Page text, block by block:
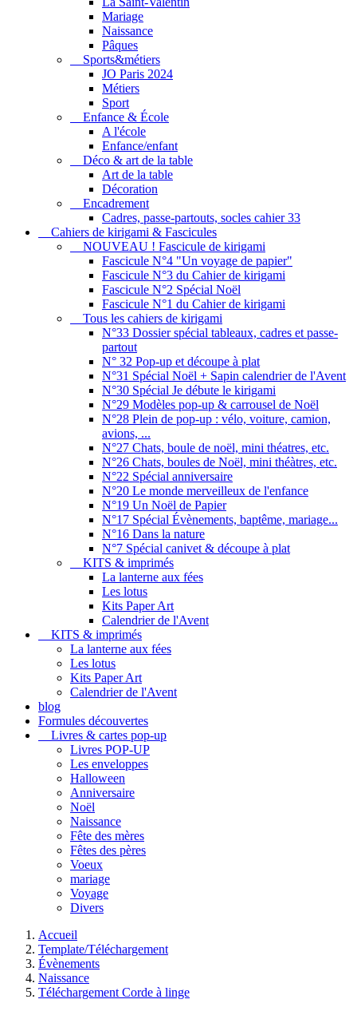
Mariage
Naissance
Pâques
Sports&métiers
JO Paris 2024
Métiers
Sport
Enfance & École
A l'école
Enfance/enfant
Déco & art de la table
Art de la table
Décoration
Encadrement
Cadres, passe-partouts, socles cahier 33
Cahiers de kirigami & Fascicules
NOUVEAU ! Fascicule de kirigami
Fascicule N°4 "Un voyage de papier"
Fascicule N°3 du Cahier de kirigami
Fascicule N°2 Spécial Noël
Fascicule N°1 du Cahier de kirigami
Tous les cahiers de kirigami
N°33 Dossier spécial tableaux, cadres et passe-
partout
N° 32 Pop-up et découpe à plat
N°31 Spécial Noël + Sapin calendrier de l'Avent
N°30 Spécial Je débute le kirigami
N°29 Modèles pop-up & carrousel de Noël
N°28 Plein de pop-up : vélo, voiture, camion,
avions, ...
N°27 Chats, boule de noël, mini théatres, etc.
N°26 Chats, boules de Noël, mini théàtres, etc.
N°22 Spécial anniversaire
N°20 Le monde merveilleux de l'enfance
N°19 Un Noël de Papier
N°17 Spécial Évènements, baptême, mariage...
N°16 Dans la nature
N°7 Spécial canivet & découpe à plat
KITS & imprimés
La lanterne aux fées
Les lotus
Kits Paper Art
Calendrier de l'Avent
KITS & imprimés
La lanterne aux fées
Les lotus
Kits Paper Art
Calendrier de l'Avent
blog
Formules découvertes
Livres & cartes pop-up
Livres POP-UP
Les enveloppes
Halloween
Anniversaire
Noël
Naissance
Fête des mères
Fêtes des pères
Voeux
mariage
Voyage
Divers
Accueil
Template/Téléchargement
Évènements
Naissance
Téléchargement Corde à linge